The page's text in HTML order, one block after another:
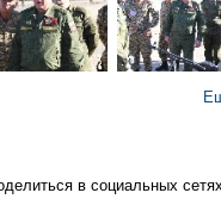
в социальных